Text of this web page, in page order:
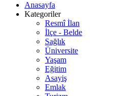
Anasayfa
Kategoriler
Resmî İlan
İlçe - Belde
Sağlık
Üniversite
Yaşam
Eğitim
Asayiş
Emlak